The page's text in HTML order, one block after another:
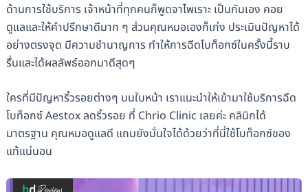
ด้านการใช้บริการ เจ้าหน้าที่ทุกคนก็พูดจาไพเราะ เป็นกันเอง คอย
ดูแลและให้คำปรึกษาดีมาก ๆ ส่วนคุณหมอเองก็เก่ง ประเมินปัญหาได้
อย่างตรงจุด มีความชำนาญการ ทำให้การฉีดโบท็อกซ์ในครั้งนี้ราบ
รื่นและได้ผลลัพธ์ออกมาดีสุดๆ
ใครที่มีปัญหาริ้วรอยต่างๆ บนใบหน้า เราแนะนำให้เข้ามาใช้บริการฉีด
โบท็อกซ์ Aestox ลดริ้วรอย ที่ Chrio Clinic เลยค่ะ คลินิกได้
มาตรฐาน คุณหมอดูแลดี แถมยังมั่นใจได้ด้วยว่าที่นี่ใช้โบท็อกซ์ของ
แท้แน่นอน